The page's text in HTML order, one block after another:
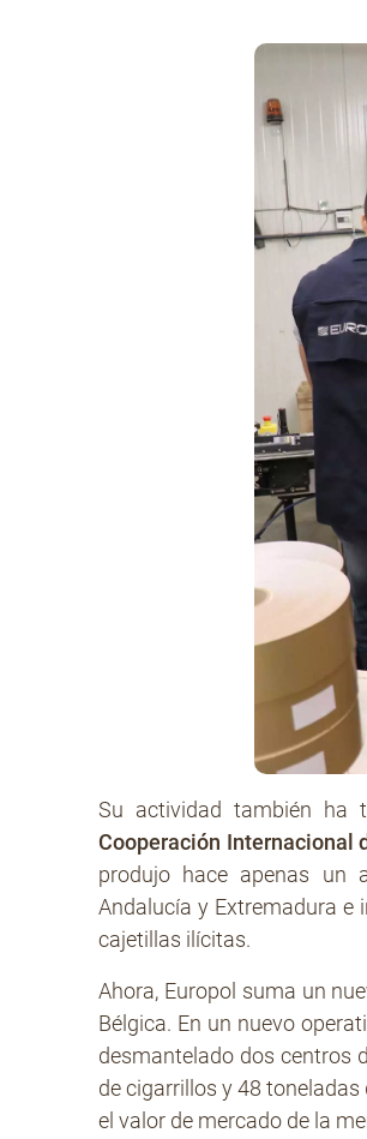
Su actividad también ha
Cooperación Internacional
produjo hace apenas un
Andalucía y Extremadura e
cajetillas ilícitas.
Ahora, Europol suma un
Bélgica. En un nuevo
desmantelado dos centros
de cigarrillos y 48
el valor de mercado de la